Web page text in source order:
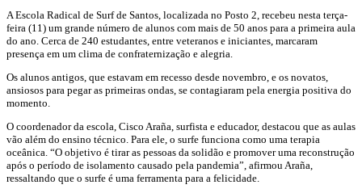
A Escola Radical de Surf de Santos, localizada no Posto 2, recebeu nesta terça-
feira (11) um grande número de alunos com mais de 50 anos para a primeira aula
do ano. Cerca de 240 estudantes, entre veteranos e iniciantes, marcaram
presença em um clima de confraternização e alegria.
Os alunos antigos, que estavam em recesso desde novembro, e os novatos,
ansiosos para pegar as primeiras ondas, se contagiaram pela energia positiva do
momento.
O coordenador da escola, Cisco Araña, surfista e educador, destacou que as aulas
vão além do ensino técnico. Para ele, o surfe funciona como uma terapia
oceânica. “O objetivo é tirar as pessoas da solidão e promover uma reconstrução
após o período de isolamento causado pela pandemia”, afirmou Araña,
ressaltando que o surfe é uma ferramenta para a felicidade.